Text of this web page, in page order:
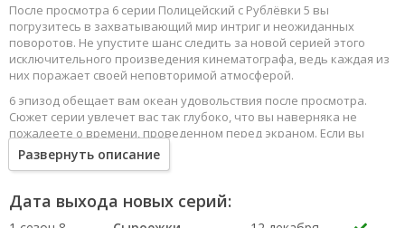
После просмотра 6 серии Полицейский с Рублёвки 5 вы
погрузитесь в захватывающий мир интриг и неожиданных
поворотов. Не упустите шанс следить за новой серией этого
исключительного произведения кинематографа, ведь каждая из
них поражает своей неповторимой атмосферой.
6 эпизод обещает вам океан удовольствия после просмотра.
Сюжет серии увлечет вас так глубоко, что вы наверняка не
пожалеете о времени, проведенном перед экраном. Если вы
жаждете наслаждаться онлайн этим сериалом в высоком
качестве HD, то ваш выбор будет весьма правильным. Каждый
событиями, но и яркими, запоминающимися героями, которые
надолго останутся в вашей памяти.
Развернуть описание
Дата выхода новых серий: